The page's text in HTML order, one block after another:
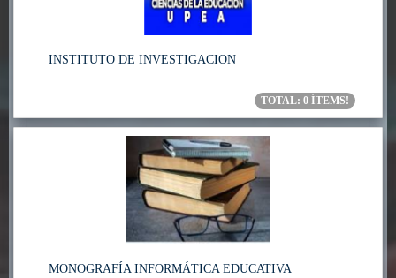
INSTITUTO DE INVESTIGACION
TOTAL: 0 ÍTEMS!
MONOGRAFÍA INFORMÁTICA EDUCATIVA